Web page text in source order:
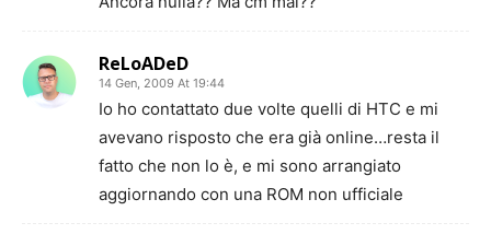
ReLoADeD
14 Gen, 2009 At 19:44
Io ho contattato due volte quelli di HTC e mi
avevano risposto che era già online…resta il
fatto che non lo è, e mi sono arrangiato
aggiornando con una ROM non ufficiale